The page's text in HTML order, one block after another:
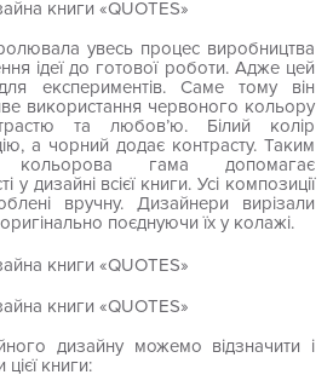
увесь процес виробництва
ідеї до готової роботи. Адже цей
експериментів. Саме тому він
використання червоного кольору
та любов’ю. Білий колір
а чорний додає контрасту. Таким
гама допомагає
у дизайні всієї книги. Усі композиції
вручну. Дизайнери вирізали
поєднуючи їх у колажі.
дизайну можемо відзначити і
цієї книги: